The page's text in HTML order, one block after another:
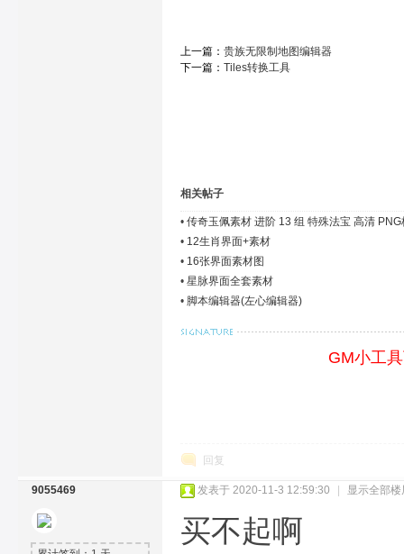
上一篇： 贵族无限制地图编辑器
下一篇： Tiles转换工具
相关帖子
• 传奇玉佩素材 进阶 13 组 特殊法宝 高清 PNG
• 12生肖界面+素材
• 16张界面素材图
• 星脉界面全套素材
• 脚本编辑器(左心编辑器)
GM小工
回复
9055469 发表于 2020-11-3 12:59:30 显示全部楼
买不起啊